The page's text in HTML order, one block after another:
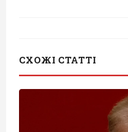
СХОЖІ СТАТТІ